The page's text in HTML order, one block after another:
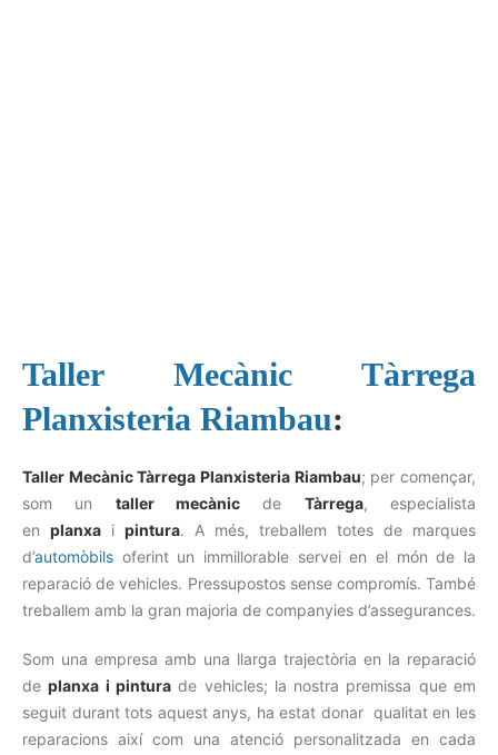
Taller Mecànic Tàrrega
Planxisteria Riambau:
Taller Mecànic Tàrrega Planxisteria Riambau; per començar,
som un taller mecànic de Tàrrega, especialista
en planxa i pintura. A més, treballem totes de marques
d’automòbils oferint un immillorable servei en el món de la
reparació de vehicles. Pressupostos sense compromís. També
treballem amb la gran majoria de companyies d’assegurances.
Som una empresa amb una llarga trajectòria en la reparació
deplanxa i pinturade vehicles; la nostra premissa que em
seguit durant tots aquest anys, ha estat donar qualitat en les
reparacions així com una atenció personalitzada en cada